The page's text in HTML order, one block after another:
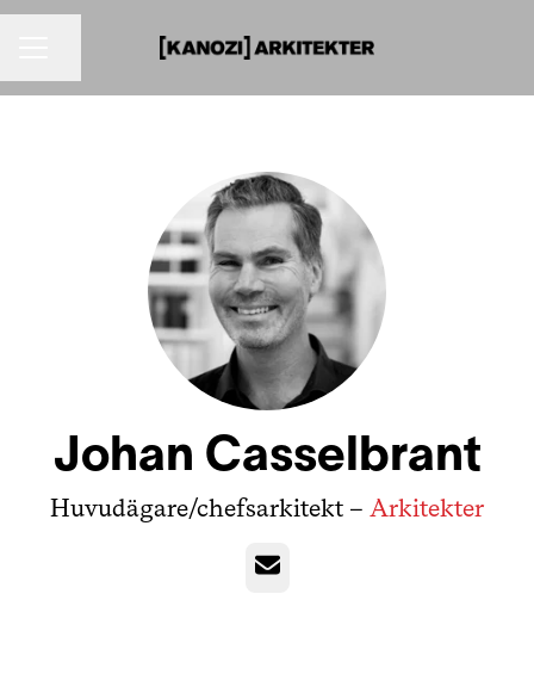
Johan Casselbrant
Huvudägare/chefsarkitekt – Arkitekter
E-post